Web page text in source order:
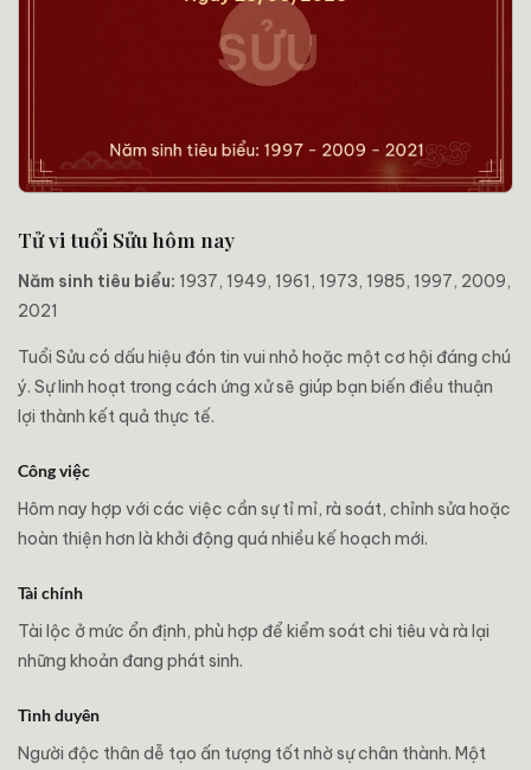
Tử vi tuổi Sửu hôm nay
Năm sinh tiêu biểu: 1937, 1949, 1961, 1973, 1985, 1997, 2009,
2021
Tuổi Sửu có dấu hiệu đón tin vui nhỏ hoặc một cơ hội đáng chú
ý. Sự linh hoạt trong cách ứng xử sẽ giúp bạn biến điều thuận
lợi thành kết quả thực tế.
Công việc
Hôm nay hợp với các việc cần sự tỉ mỉ, rà soát, chỉnh sửa hoặc
hoàn thiện hơn là khởi động quá nhiều kế hoạch mới.
Tài chính
Tài lộc ở mức ổn định, phù hợp để kiểm soát chi tiêu và rà lại
những khoản đang phát sinh.
Tình duyên
Người độc thân dễ tạo ấn tượng tốt nhờ sự chân thành. Một